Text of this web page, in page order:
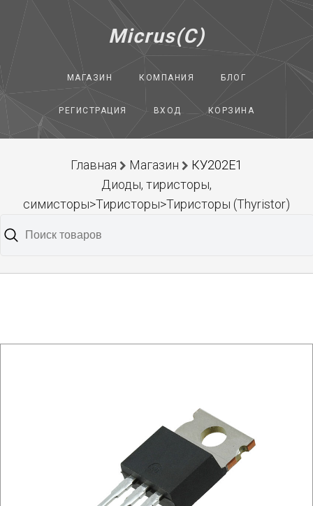
Micrus(C)
МАГАЗИН КОМПАНИЯ БЛОГ
РЕГИСТРАЦИЯ ВХОД КОРЗИНА
Главная Магазин
КУ202Е1
Диоды, тиристоры,
симисторы>Тиристоры>Тиристоры (Thyristor)